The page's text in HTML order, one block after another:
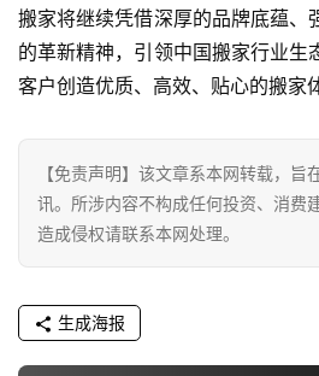
题
汽
·
能
源
搬家将继续凭借深厚的品牌底蕴、
的革新精神，引领中国搬家行业生
客户创造优质、高效、贴心的搬家
【免责声明】该文章系本网转载，旨
讯。所涉内容不构成任何投资、消费
造成侵权请联系本网处理。
生成海报